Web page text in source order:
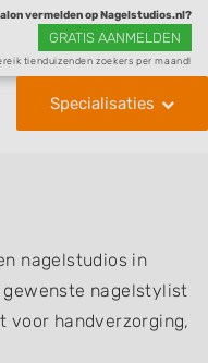
vermelden op Nagelstudios.nl?
GRATIS AANMELDEN
tienduizenden zoekers per maand!
Specialisaties
nagelstudios in
gewenste nagelstylist
voor handverzorging,
De